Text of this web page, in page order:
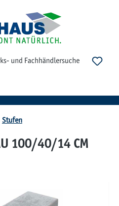
und Fachhändlersuche Du
0 Positionen. Der Gesamtwert
Stufen
100/40/14 CM